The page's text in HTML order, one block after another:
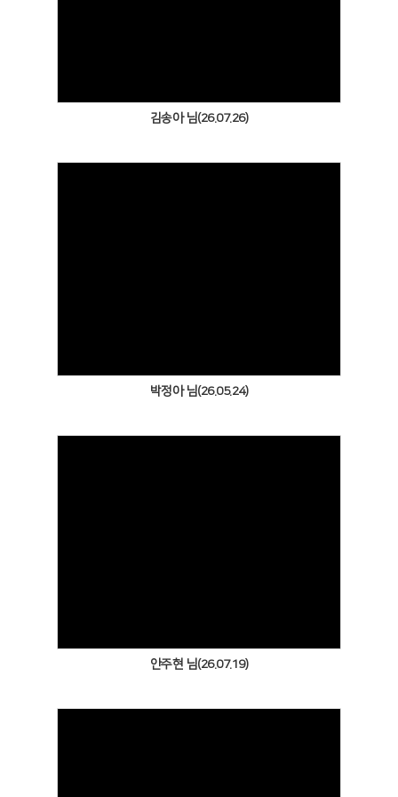
김송아 님(26.07.26)
박정아 님(26.05.24)
안주현 님(26.07.19)